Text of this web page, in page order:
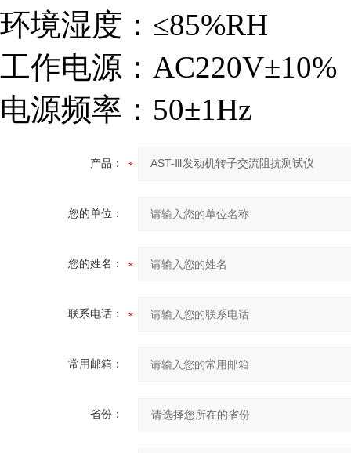
环境湿度：≤85%RH
工作电源：AC220V±10%
电源频率：50±1Hz
产品：
您的单位：
您的姓名：
联系电话：
常用邮箱：
省份：